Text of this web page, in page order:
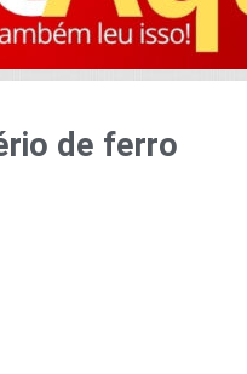
de ferro